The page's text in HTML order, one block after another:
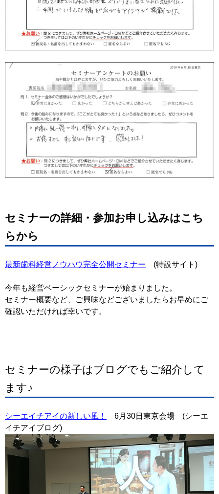
セミナーの詳細・参加お申し込みはこち
らから
最新歯科経営ノウハウ完全公開セミナー (特設サイト)
今年も経営ベーシックセミナーが始まりました。
セミナー概要など、ご興味などございましたらお早めにご
確認いただければ幸いです。
セミナーの様子はブログでもご紹介して
ます♪
シーエイチアイの新しい風！
6月30日東京会場 (シーエ
イチアイブログ)